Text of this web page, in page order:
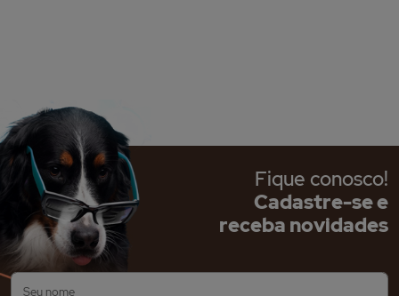
Fique conosco!
Cadastre-se e
receba novidades